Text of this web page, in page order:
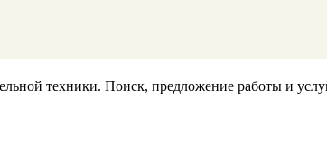
техники. Поиск, предложение работы и